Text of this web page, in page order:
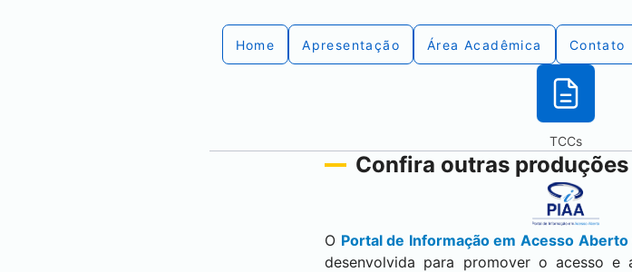
Home Apresentação Área Acadêmica Contato
TCCs
Confira outras produções
O Portal de Informação em Acesso Aberto
desenvolvida para promover o acesso e